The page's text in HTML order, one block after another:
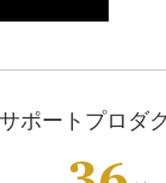
サポートプロダ